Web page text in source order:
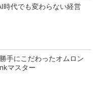
時代でも変わらない経営
手にこだわったオムロン
マスター